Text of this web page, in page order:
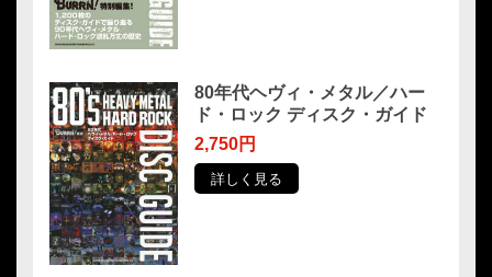
80年代ヘヴィ・メタル／ハー
ド・ロック ディスク・ガイド
2,750円
詳しく見る